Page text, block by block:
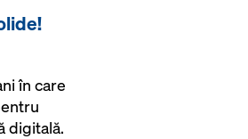
în care
digitală.